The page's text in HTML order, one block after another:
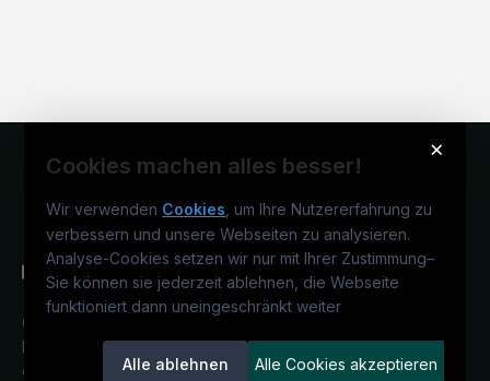
×
Cookies machen alles besser!
Wir verwenden Cookies , um Ihre Nutzererfahrung zu
verbessern und unsere Webseiten zu analysieren.
Analyse-Cookies setzen wir nur mit Ihrer Zustimmung–
Sie können sie jederzeit ablehnen, die Webseite
funktioniert dann uneingeschränkt weiter
Alle ablehnen Alle Cookies akzeptieren
Österreichs medizinisches
Karriereportal.Ein Service der
candidatis GmbH.